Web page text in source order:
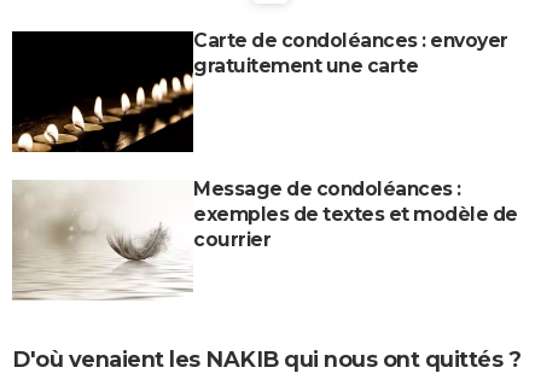
Carte de condoléances : envoyer
gratuitement une carte
Message de condoléances :
exemples de textes et modèle de
courrier
D'où venaient les NAKIB qui nous ont quittés ?